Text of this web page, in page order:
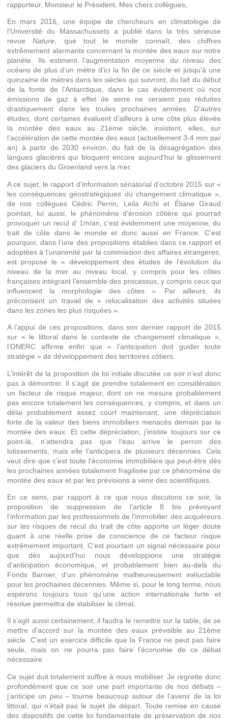
rapporteur, Monsieur le Président, Mes chers collègues,
En mars 2016, une équipe de chercheurs en climatologie de
l’Université du Massachussets a publié dans la très sérieuse
revueNature, que tout le monde connaît, des chiffres
extrêmement alarmants concernant la montée des eaux sur notre
planète. Ils estiment l’augmentation moyenne du niveau des
océans de plus d’un mètre d’ici la fin de ce siècle et jusqu’à une
quinzaine de mètres dans les siècles qui suivront, du fait du début
de la fonte de l’Antarctique, dans le cas évidemment où nos
émissions de gaz à effet de serre ne seraient pas réduites
drastiquement dans les toutes prochaines années. D’autres
études, dont certaines évaluent d’ailleurs à une côte plus élevée
la montée des eaux au 21ème siècle, insistent, elles, sur
l’accélération de cette montée des eaux (actuellement 3-4 mm par
an) à partir de 2030 environ, du fait de la désagrégation des
langues glacières qui bloquent encore aujourd’hui le glissement
des glaciers du Groenland vers la mer.
A ce sujet, le rapport d’information sénatorial d’octobre 2015 sur «
les conséquences géostratégiques du changement climatique »,
de nos collègues Cédric Perrin, Leila Aïchi et Éliane Giraud
pointait, lui aussi, le phénomène d’érosion côtière qui pourrait
provoquer un recul d’ 1m/an, c’est évidemment une moyenne, du
trait de côte dans le monde et donc aussi en France. C’est
pourquoi, dans l’une des propositions établies dans ce rapport et
adoptées à l’unanimité par la commission des affaires étrangères,
est proposé le « développement des études de l’évolution du
niveau de la mer au niveau local, y compris pour les côtes
françaises intégrant l’ensemble des processus, y compris ceux qui
influencent la morphologie des côtes ». Par ailleurs, ils
préconisent un travail de « relocalisation des activités situées
dans les zones les plus risquées ».
A l’appui de ces propositions, dans son dernier rapport de 2015
sur « le littoral dans le contexte de changement climatique »,
l’ONERC affirme enfin que « l’anticipation doit guider toute
stratégie » de développement des territoires côtiers.
L’intérêt de la proposition de loi initiale discutée ce soir n’est donc
pas à démontrer. Il s’agit de prendre totalement en considération
un facteur de risque majeur, dont on ne mesure probablement
pas encore totalement les conséquences, y compris, et dans un
délai probablement assez court maintenant, une dépréciation
forte de la valeur des biens immobiliers menacés demain par la
montée des eaux. Et cette dépréciation, j’insiste toujours sur ce
point-là, n’attendra pas que l’eau arrive le perron des
lotissements, mais elle l’anticipera de plusieurs décennies. Cela
veut dire que c’est toute l‘économie immobilière qui peut-être dès
les prochaines années totalement fragilisée par ce phénomène de
montée des eaux et par les prévisions à venir des scientifiques.
En ce sens, par rapport à ce que nous discutons ce soir, la
proposition de suppression de l’article 8 bis prévoyant
l’information par les professionnels de l’immobilier des acquéreurs
sur les risques de recul du trait de côte apporte un léger doute
quant à une réelle prise de conscience de ce facteur risque
extrêmement important. C’est pourtant un signal nécessaire pour
que dès aujourd’hui nous développions une stratégie
d’anticipation économique, et probablement bien au-delà du
Fonds Barnier, d’un phénomène malheureusement inéluctable
pour les prochaines décennies. Même si, pour le long terme, nous
espérons toujours tous qu’une action internationale forte et
résolue permettra de stabiliser le climat.
Il s’agit aussi certainement, il faudra le remettre sur la table, de se
mettre d’accord sur la montée des eaux prévisible au 21ème
siècle. C’est un exercice difficile que la France ne peut pas faire
seule, mais on ne pourra pas faire l’économie de ce débat
nécessaire.
Ce sujet doit totalement suffire à nous mobiliser. Je regrette donc
profondément que ce soir une part importante de nos débats –
j’anticipe un peu – tourne beaucoup autour de l’avenir de la loi
littoral, qui n’était pas le sujet de départ. Toute remise en cause
des dispositifs de cette loi fondamentale de préservation de nos